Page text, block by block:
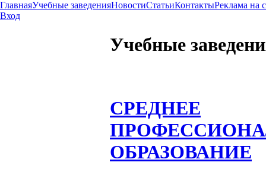
ГлавнаяУчебные заведенияНовостиСтатьиКонтактыРеклама на
Вход
Учебные
СРЕДНЕЕ
ОБРАЗОВАНИЕ